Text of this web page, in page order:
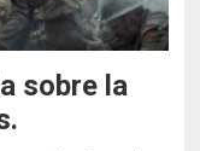
sobre la